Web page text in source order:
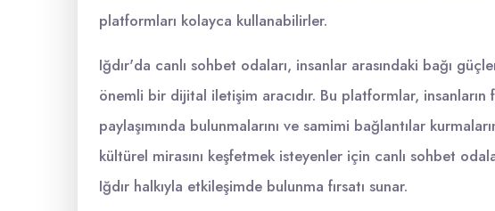
platformları kolayca kullanabilirler.
Iğdır'da canlı sohbet odaları, insanlar arasındaki bağı
önemli bir dijital iletişim aracıdır. Bu platformlar, insanların
paylaşımında bulunmalarını ve samimi bağlantılar
kültürel mirasını keşfetmek isteyenler için canlı sohbet
Iğdır halkıyla etkileşimde bulunma fırsatı sunar.